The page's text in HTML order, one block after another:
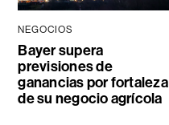
NEGOCIOS
Bayer supera
previsiones de
ganancias por fortaleza
de su negocio agrícola